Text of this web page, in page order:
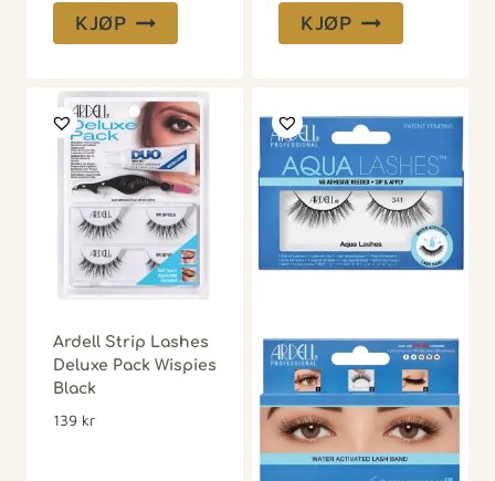
KJØP KJØP
Ardell Strip Lashes
Deluxe Pack Wispies
Black
139 kr